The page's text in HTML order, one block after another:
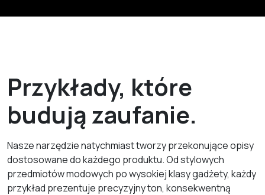
Przykłady, które
budują zaufanie.
Nasze narzędzie natychmiast tworzy przekonujące opisy
dostosowane do każdego produktu. Od stylowych
przedmiotów modowych po wysokiej klasy gadżety, każdy
przykład prezentuje precyzyjny ton, konsekwentną